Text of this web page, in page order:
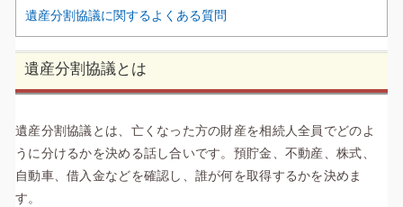
遺産分割協議に関するよくある質問
遺産分割協議とは
遺産分割協議とは、亡くなった方の財産を相続人全員でどのよ
うに分けるかを決める話し合いです。預貯金、不動産、株式、
自動車、借入金などを確認し、誰が何を取得するかを決めま
す。